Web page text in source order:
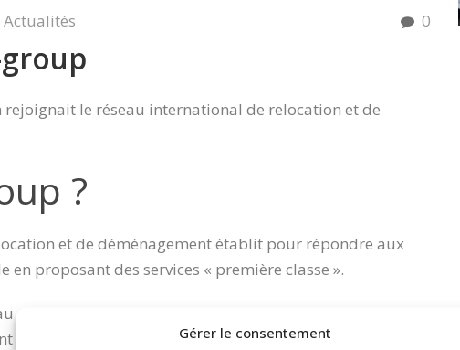
Gérer le consentement
Actualités 0
le réseau international de relocation et de
?
et de déménagement établit pour répondre aux
proposant des services « première classe ».
est une formidable opportunité pour notre société, car la
notre volonté de développer nos activités à